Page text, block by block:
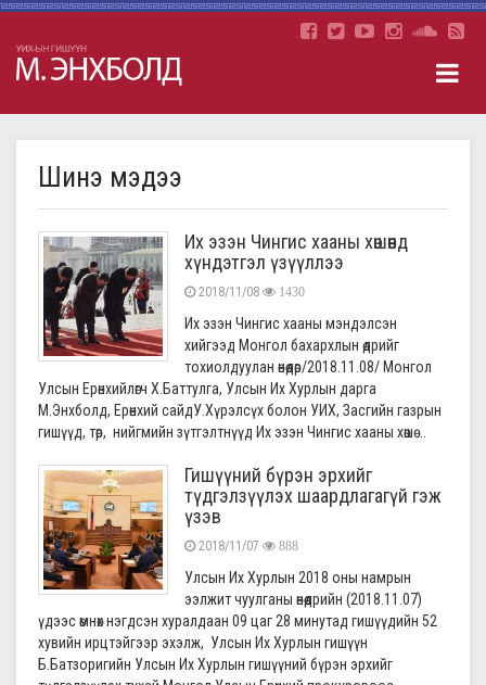
Шинэ мэдээ
Их эзэн Чингис хааны хөшөөнд
хүндэтгэл үзүүллээ
2018/11/08 1430
Их эзэн Чингис хааны мэндэлсэн
хийгээд Монгол бахархлын өдрийг
тохиолдуулан өнөөдөр/2018.11.08/ Монгол
Улсын Ерөнхийлөгч Х.Баттулга, Улсын Их Хурлын дарга
М.Энхболд, Ерөнхий сайдУ.Хүрэлсүх болон УИХ, Засгийн газрын
гишүүд, төр, нийгмийн зүтгэлтнүүд Их эзэн Чингис хааны хөшө ...
Гишүүний бүрэн эрхийг
түдгэлзүүлэх шаардлагагүй гэж
үзэв
2018/11/07 888
Улсын Их Хурлын 2018 оны намрын
ээлжит чуулганы өнөөдрийн (2018.11.07)
үдээс өмнөх нэгдсэн хуралдаан 09 цаг 28 минутад гишүүдийн 52
хувийн ирцтэйгээр эхэлж, Улсын Их Хурлын гишүүн
Б.Батзоригийн Улсын Их Хурлын гишүүний бүрэн эрхийг